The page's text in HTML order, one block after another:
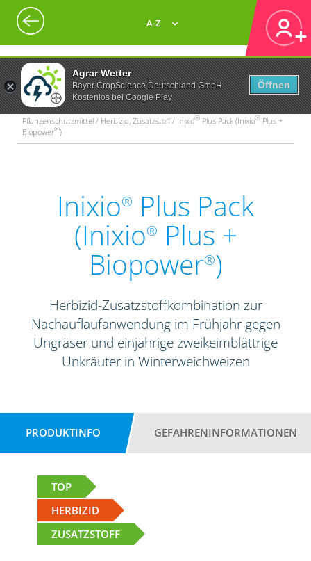
Agrar Wetter
Bayer CropScience Deutschland GmbH
Kostenlos bei Google Play
Öffnen
A-Z
Pflanzenschutzmittel / Herbizid, Zusatzstoff / Inixio® Plus Pack (Inixio® Plus +
Biopower®)
Inixio® Plus Pack
(Inixio® Plus +
Biopower®)
Herbizid-Zusatzstoffkombination zur
Nachauflaufanwendung im Frühjahr gegen
Ungräser und einjährige zweikeimblättrige
Unkräuter in Winterweichweizen
PRODUKTINFO GEFAHRENINFORMATIONEN
TOP
HERBIZID
ZUSATZSTOFF